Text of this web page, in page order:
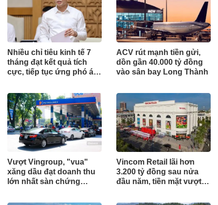
Nhiều chỉ tiêu kinh tế 7
tháng đạt kết quả tích
cực, tiếp tục ứng phó áp
ACV rút mạnh tiền gửi,
dồn gần 40.000 tỷ đồng
vào sân bay Long Thành
Vượt Vingroup, "vua"
xăng dầu đạt doanh thu
lớn nhất sàn chứng
Vincom Retail lãi hơn
3.200 tỷ đồng sau nửa
đầu năm, tiền mặt vượt